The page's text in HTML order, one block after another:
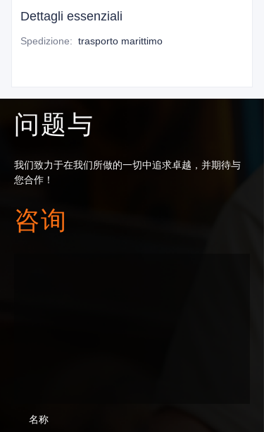
Dettagli essenziali
Spedizione: trasporto marittimo
名称
问题与
我们致力于在我们所做的一切中追求卓越，并期待与
您合作！
咨询